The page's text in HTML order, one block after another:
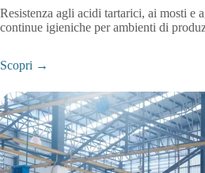
Resistenza agli acidi tartarici, ai mosti e
continue igieniche per ambienti di
Scopri →